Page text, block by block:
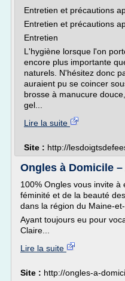
Entretien et précautions
Entretien et précautions
Entretien
L'hygiène lorsque l'on
encore plus importante
naturels. N'hésitez donc
auraient pu se coincer
brosse à manucure
gel...
Lire la suite
Site : http://
Ongles à Domicile
100% Ongles vous invite
féminité et de la beauté
dans la région du Maine-
Ayant toujours eu pour
Claire...
Lire la suite
Site : http://ongles-a-